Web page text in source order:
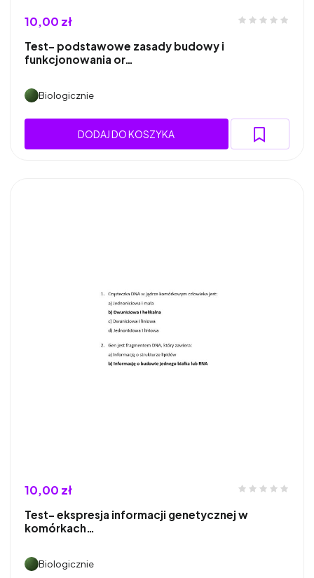
10,00 zł
Test- podstawowe zasady budowy i
funkcjonowania or…
Biologicznie
DODAJ DO KOSZYKA
10,00 zł
Test- ekspresja informacji genetycznej w
komórkach…
Biologicznie